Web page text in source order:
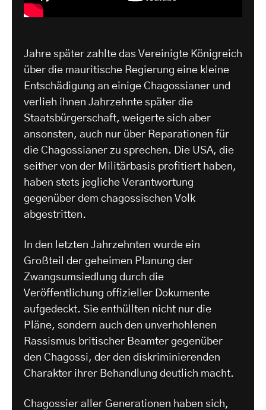
Jahre später zahlte das Vereinigte Königreich
über die mauritische Regierung eine kleine
Entschädigung an einige Chagossianer und
verlieh ihnen Jahrzehnte später die
Staatsbürgerschaft, weigerte sich aber
ansonsten, auch nur über Reparationen für
die Chagossianer zu sprechen. Die USA, die
seither von der Militärbasis profitiert haben,
haben stets jegliche Verantwortung
gegenüber dem chagossischen Volk
abgestritten.
In den letzten Jahrzehnten wurde ein
Großteil der geheimen Planung der
Zwangsumsiedlung durch die
Veröffentlichung offizieller Dokumente
aufgedeckt. Sie enthüllten nicht nur die
Pläne, sondern auch den unverhohlenen
Rassismus britischer Beamter gegenüber
den Chagossi, der den diskriminierenden
Charakter ihrer Behandlung deutlich macht.
Chagossier aller Generationen haben sich,